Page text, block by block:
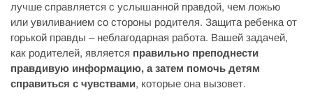
лучше справляется с услышанной правдой, чем ложью
или увиливанием со стороны родителя. Защита ребенка от
горькой правды – неблагодарная работа. Вашей задачей,
как родителей, является правильно преподнести
правдивую информацию, а затем помочь детям
справиться с чувствами, которые она вызовет.